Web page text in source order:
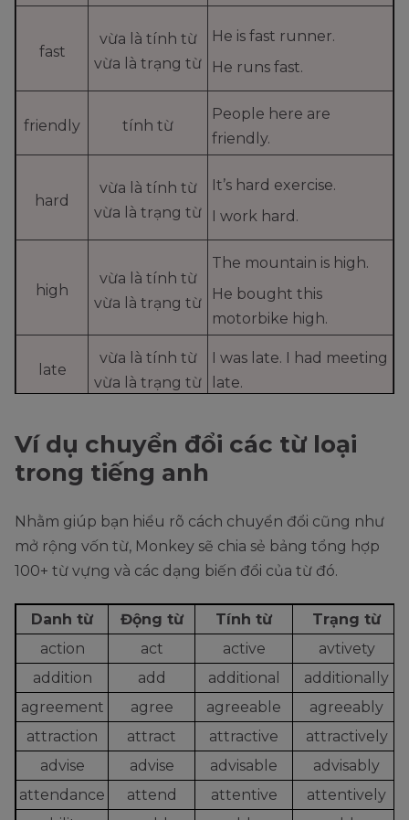
fast
vừa là tính từ
vừa là trạng từ
He is fast runner.
He runs fast.
friendly tính từ
People here are
friendly.
hard
vừa là tính từ
vừa là trạng từ
It’s hard exercise.
I work hard.
high
vừa là tính từ
vừa là trạng từ
The mountain is high.
He bought this
motorbike high.
late
vừa là tính từ
vừa là trạng từ
I was late. I had meeting
late.
well
vừa là tính từ
vừa là trạng từ
I hope my sister is doing
Ví dụ chuyển đổi các từ loại
trong tiếng anh
Nhằm giúp bạn hiểu rõ cách chuyển đổi cũng như
mở rộng vốn từ, Monkey sẽ chia sẻ bảng tổng hợp
100+ từ vựng và các dạng biến đổi của từ đó.
Danh từ Động từ Tính từ
Trạng từ
action
act active
avtivety
addition
add additional
additionally
agreement
agree agreeable
agreeably
attraction
attract attractive
attractively
advise
advise advisable
advisably
attendance
attend attentive
attentively